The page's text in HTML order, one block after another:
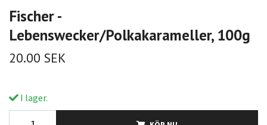
Fischer -
Lebenswecker/Polkakarameller, 100g
20.00 SEK
I lager.